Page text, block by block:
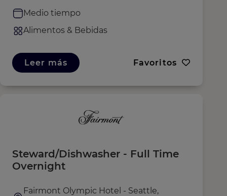
Medio tiempo
Alimentos & Bebidas
Leer más Favoritos
Steward/Dishwasher - Full Time
Overnight
Fairmont Olympic Hotel - Seattle,